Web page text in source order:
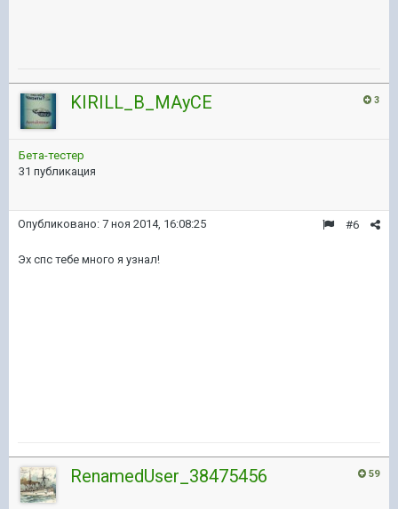
3
KIRILL_B_MAyCE
Бета-тестер
31 публикация
#6
Опубликовано: 7 ноя 2014, 16:08:25
Эх спс тебе много я узнал!
59
RenamedUser_38475456